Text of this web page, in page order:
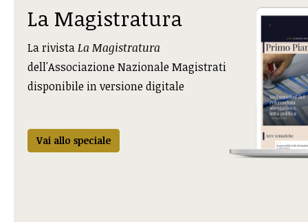
La Magistratura
La rivistaLa Magistratura
dell'Associazione Nazionale Magistrati
disponibile in versione digitale
Vai allo speciale